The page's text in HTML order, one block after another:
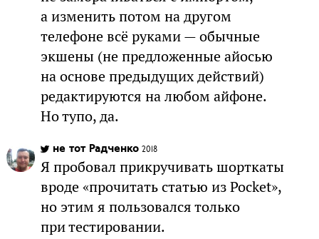
а изменить потом на другом
телефоне всё руками — обычные
экшены (не предложенные айосью
на основе предыдущих действий)
редактируются на любом айфоне.
Но тупо, да.
не тот Радченко 2018
Я пробовал прикручивать шорткаты
вроде «прочитать статью из Pocket»,
но этим я пользовался только
при тестировании.